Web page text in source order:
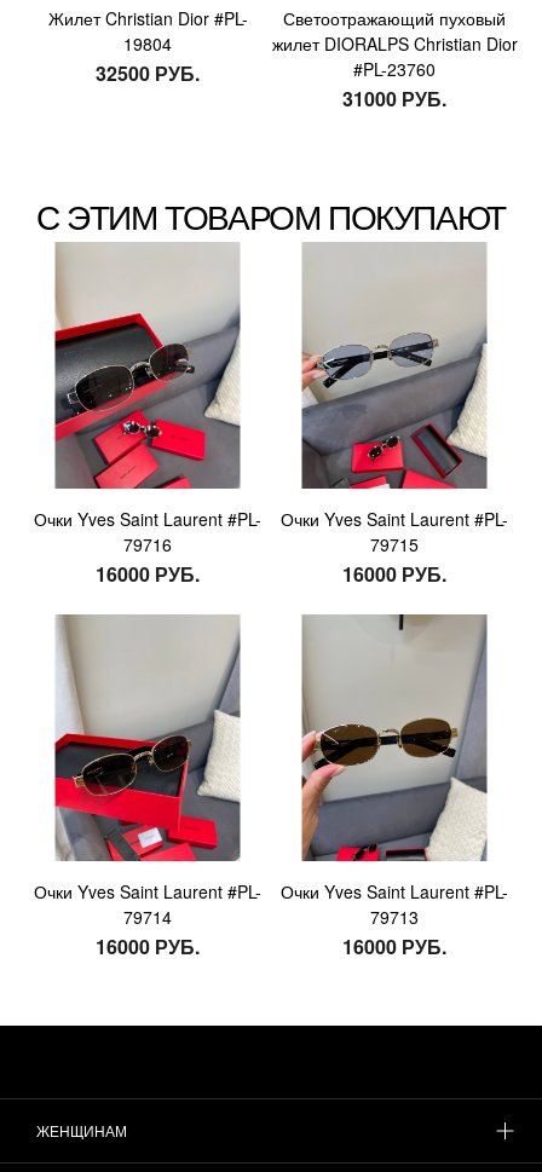
Жилет Christian Dior #PL-
19804
32500 РУБ.
Светоотражающий пуховый
жилет DIORALPS Christian Dior
#PL-23760
31000 РУБ.
С ЭТИМ ТОВАРОМ ПОКУПАЮТ
Очки Yves Saint Laurent #PL-
79716
16000 РУБ.
Очки Yves Saint Laurent #PL-
79715
16000 РУБ.
Очки Yves Saint Laurent #PL-
79714
16000 РУБ.
Очки Yves Saint Laurent #PL-
79713
16000 РУБ.
ЖЕНЩИНАМ